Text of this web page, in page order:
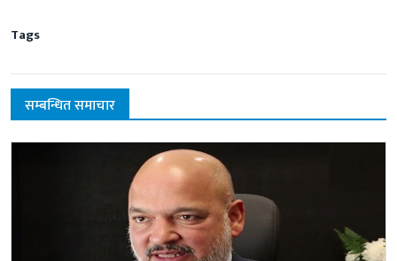
Tags
सम्बन्धित समाचार